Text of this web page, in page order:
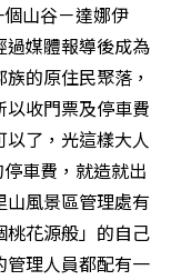
山谷－達娜伊
過媒體報導後成為
的原住民聚落，
收門票及停車費
了，光這樣大人
車費，就造就出
風景區管理處有
桃花源般」的自己
管理人員都配有一